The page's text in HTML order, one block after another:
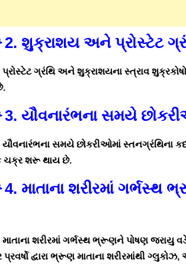
2. શુક્રાશય અને પ્રોસ્ટેટ
પ્રોસ્ટેટ ગ્રંથિ અને શુક્રાશયના સ્ત્રાવ
3. યૌવનારંભના સમયે
યૌવનારંભના સમયે છોકરીઓમાં સ્તનગ્રંથિના
ચક્ર શરૂ થાય છે.
4. માતાના શરીરમાં
માતાના શરીરમાં ગર્ભસ્થ ભ્રૂણને પોષણ
પ્રવર્ષો દ્વારા ભ્રૂણ માતાના શરીરમાંથી